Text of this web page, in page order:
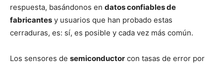
respuesta, basándonos en datos confiables de
fabricantes y usuarios que han probado estas
cerraduras, es: sí, es posible y cada vez más común.
Los sensores de semiconductor con tasas de error por